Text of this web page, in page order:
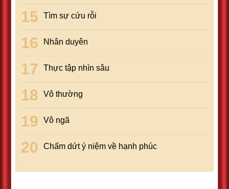
Tìm sự cứu rỗi
Nhân duyên
Thực tập nhìn sâu
Vô thường
Vô ngã
Chấm dứt ý niệm về hạnh phúc